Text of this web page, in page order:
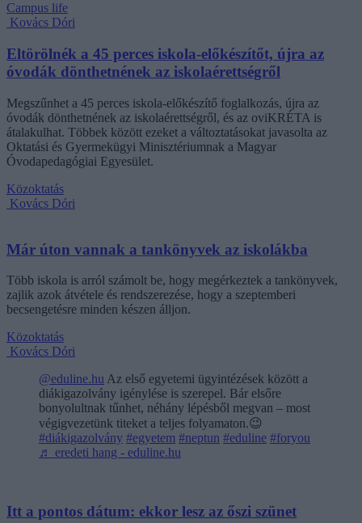
Campus life
Kovács Dóri
Eltörölnék a 45 perces iskola-előkészítőt, újra az
óvodák dönthetnének az iskolaérettségről
Megszűnhet a 45 perces iskola-előkészítő foglalkozás, újra az
óvodák dönthetnének az iskolaérettségről, és az oviKRÉTA is
átalakulhat. Többek között ezeket a változtatásokat javasolta az
Oktatási és Gyermekügyi Minisztériumnak a Magyar
Óvodapedagógiai Egyesület.
Közoktatás
Kovács Dóri
Már úton vannak a tankönyvek az iskolákba
Több iskola is arról számolt be, hogy megérkeztek a tankönyvek,
zajlik azok átvétele és rendszerezése, hogy a szeptemberi
becsengetésre minden készen álljon.
Közoktatás
Kovács Dóri
@eduline.hu Az első egyetemi ügyintézések között a
diákigazolvány igénylése is szerepel. Bár elsőre
bonyolultnak tűnhet, néhány lépésből megvan – most
végigvezetünk titeket a teljes folyamaton.😉
#diákigazolvány #egyetem #neptun #eduline #foryou
♬ eredeti hang - eduline.hu
Itt a pontos dátum: ekkor lesz az őszi szünet